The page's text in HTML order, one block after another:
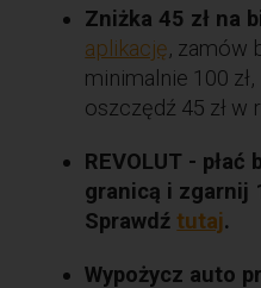
Zniżka 45 zł na
aplikację, zamów
minimalnie 100
oszczędź 45 zł w
REVOLUT -
granicą i zgarnij
Sprawdźtutaj.
Wypożycz auto